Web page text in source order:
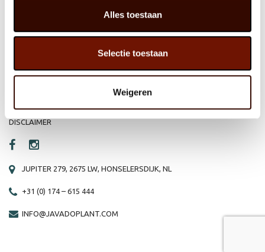
Alles toestaan
Selectie toestaan
Weigeren
ORGANISATIE
REFERENTIES
NIEUWS
VACATURE
PRIVACY STATEMENT
DISCLAIMER
JUPITER 279, 2675 LW, HONSELERSDIJK, NL
+31 (0) 174 – 615 444
INFO@JAVADOPLANT.COM